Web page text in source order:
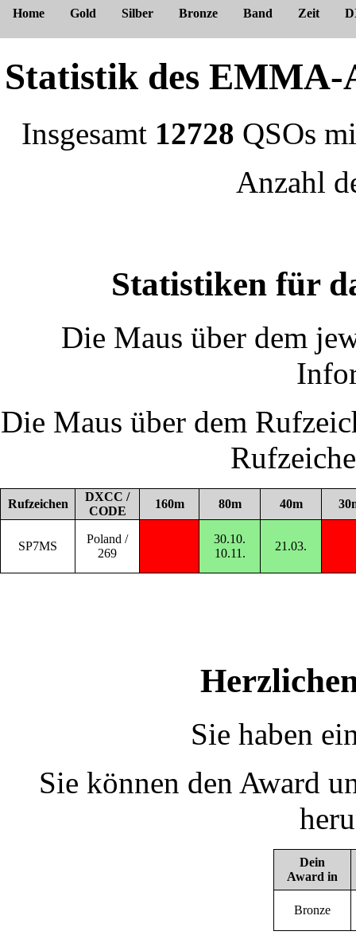
Home Gold Silber Bronze Band Zeit
Statistik des
Insgesamt 12728 QSOs
Anzahl
Statistiken für
Die Maus über dem
Die Maus über dem
Rufzeichen
DXCC /
CODE
160m 80m 40m
SP7MS
Poland /
269
30.10.
10.11.
21.03.
Sie haben
Sie können den Award
Dein
Award in
Bronze